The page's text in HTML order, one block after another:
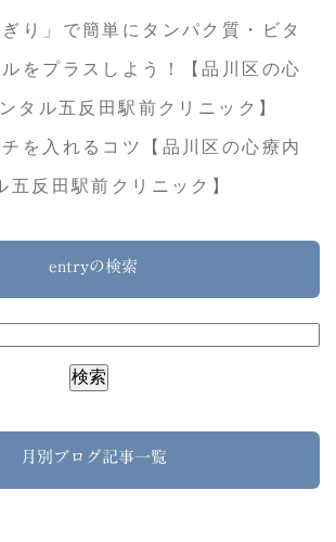
ぎり」で簡単にタンパク質・ビタ
をプラスしよう！【品川区の心
タル五反田駅前クリニック】
を入れるコツ【品川区の心療内
五反田駅前クリニック】
entryの検索
月別ブログ記事一覧